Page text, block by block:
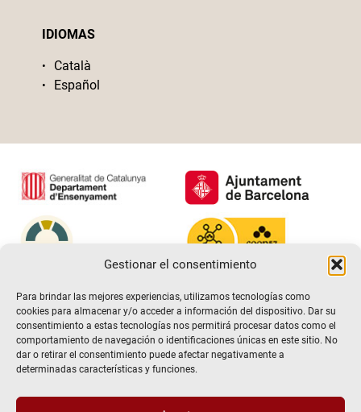
Gestionar el consentimiento
Para brindar las mejores experiencias, utilizamos tecnologías como
cookies para almacenar y/o acceder a información del dispositivo. Dar su
consentimiento a estas tecnologías nos permitirá procesar datos como el
comportamiento de navegación o identificaciones únicas en este sitio. No
dar o retirar el consentimiento puede afectar negativamente a
determinadas características y funciones.
IDIOMAS
Català
Español